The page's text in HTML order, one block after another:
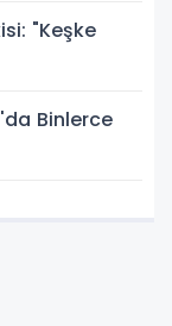
"Keşke
Binlerce